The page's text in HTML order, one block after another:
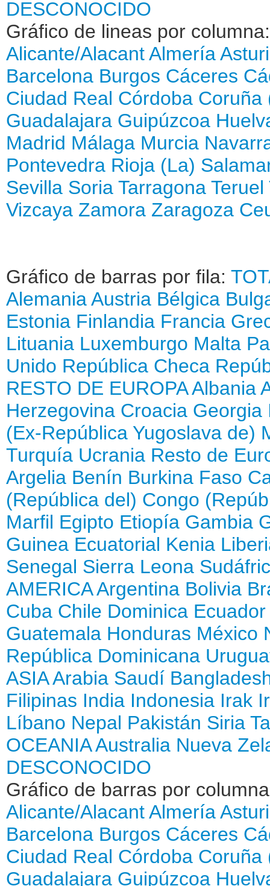
DESCONOCIDO
Gráfico de lineas por
Alicante/AlacantAlmería
Barcelona Burgos Cáceres
Ciudad Real Córdoba Coruña
Guadalajara Guipúzcoa
Madrid Málaga Murcia
Pontevedra Rioja (La)
Sevilla Soria Tarragona Teruel
Vizcaya Zamora Zaragoza
Gráfico de barras por fila:
AlemaniaAustria Bélgica
Estonia Finlandia Francia
Lituania Luxemburgo Malta
Unido República Checa
RESTO DE EUROPAAlbania
Herzegovina Croacia Georgia
(Ex-República Yugoslava de)
Turquía Ucrania Resto de
Argelia Benín Burkina Faso
(República del) Congo
Marfil Egipto Etiopía Gambia
Guinea Ecuatorial Kenia
Senegal Sierra Leona
AMERICAArgentina Bolivia
Cuba Chile Dominica Ecuador
Guatemala Honduras México
República Dominicana
ASIAArabia Saudí
Filipinas India Indonesia Irak
Líbano Nepal Pakistán Siria
OCEANIAAustralia Nueva
DESCONOCIDO
Gráfico de barras por
Alicante/AlacantAlmería
Barcelona Burgos Cáceres
Ciudad Real Córdoba Coruña
Guadalajara Guipúzcoa